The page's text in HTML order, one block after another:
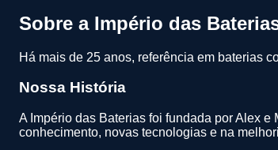
Sobre a Império das
Há mais de 25 anos, referência em baterias
Nossa História
A Império das Baterias foi fundada por Alex
conhecimento, novas tecnologias e na